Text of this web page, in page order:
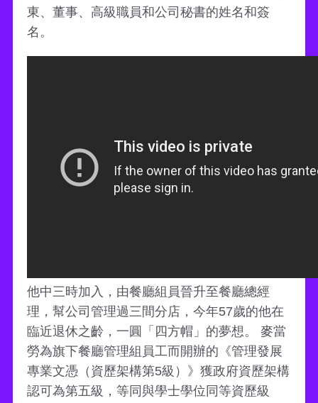
東、董事、高級職員和公司秘書的姓名和簽
名。
他中三時加入，由餐廳組員晉升至餐廳總經
理，幫公司管理過三間分店，今年57歲的他在
臨近退休之齡，一圓「四方帽」的夢想。 麥當
勞為旗下餐廳管理組員工而開辦的《管理發展
專業文憑（資歷架構第5級）》獲政府資歷架構
認可為第五級，等同與學士學位同等資歷級